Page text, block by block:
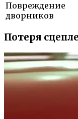
Повреждение
дворников
Потеря